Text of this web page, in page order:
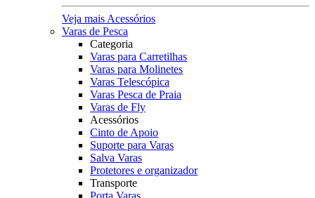
Veja mais Acessórios
Varas de Pesca
Categoria
Varas para Carretilhas
Varas para Molinetes
Varas Telescópica
Varas Pesca de Praia
Varas de Fly
Acessórios
Cinto de Apoio
Suporte para Varas
Salva Varas
Protetores e organizador
Transporte
Porta Varas